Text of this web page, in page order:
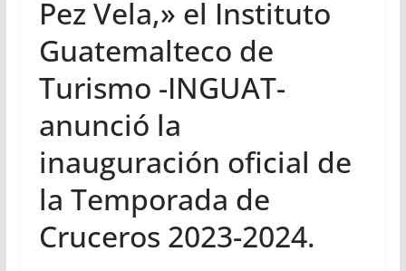
Pez Vela,» el Instituto
Guatemalteco de
Turismo -INGUAT-
anunció la
inauguración oficial de
la Temporada de
Cruceros 2023-2024.